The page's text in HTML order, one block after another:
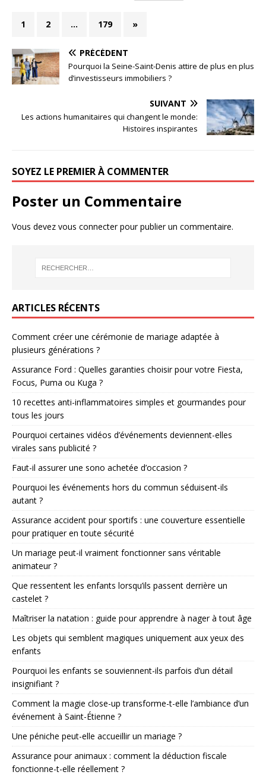
1 2 … 179 »
PRÉCÉDENT
Pourquoi la Seine-Saint-Denis attire de plus en plus
d’investisseurs immobiliers ?
SUIVANT
Les actions humanitaires qui changent le monde:
Histoires inspirantes
SOYEZ LE PREMIER À COMMENTER
Poster un Commentaire
Vous devez vous connecterpour publier un commentaire.
ARTICLES RÉCENTS
Comment créer une cérémonie de mariage adaptée à
plusieurs générations ?
Assurance Ford : Quelles garanties choisir pour votre Fiesta,
Focus, Puma ou Kuga ?
10 recettes anti-inflammatoires simples et gourmandes pour
tous les jours
Pourquoi certaines vidéos d’événements deviennent-elles
virales sans publicité ?
Faut-il assurer une sono achetée d’occasion ?
Pourquoi les événements hors du commun séduisent-ils
autant ?
Assurance accident pour sportifs : une couverture essentielle
pour pratiquer en toute sécurité
Un mariage peut-il vraiment fonctionner sans véritable
animateur ?
Que ressentent les enfants lorsqu’ils passent derrière un
castelet ?
Maîtriser la natation : guide pour apprendre à nager à tout âge
Les objets qui semblent magiques uniquement aux yeux des
enfants
Pourquoi les enfants se souviennent-ils parfois d’un détail
insignifiant ?
Comment la magie close-up transforme-t-elle l’ambiance d’un
événement à Saint-Étienne ?
Une péniche peut-elle accueillir un mariage ?
Assurance pour animaux : comment la déduction fiscale
fonctionne-t-elle réellement ?